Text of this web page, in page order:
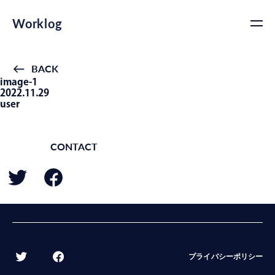
Worklog
BACK
image-1
2022.11.29
user
CONTACT
プライバシーポリシー